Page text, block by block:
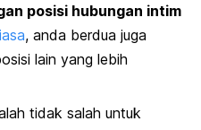
posisi hubungan intim
, anda berdua juga
lain yang lebih
tidak salah untuk